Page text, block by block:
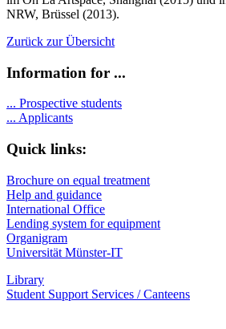
NRW, Brüssel (2013).
Zurück zur Übersicht
Information for ...
... Prospective students
... Applicants
Quick links:
Brochure on equal treatment
Help and guidance
International Office
Lending system for equipment
Organigram
Universität Münster-IT
Library
Student Support Services / Canteens